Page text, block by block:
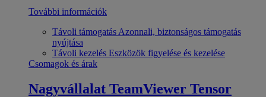
További információk
Távoli támogatás Azonnali, biztonságos támogatás
nyújtása
Távoli kezelés Eszközök figyelése és kezelése
Csomagok és árak
Nagyvállalat TeamViewer Tensor